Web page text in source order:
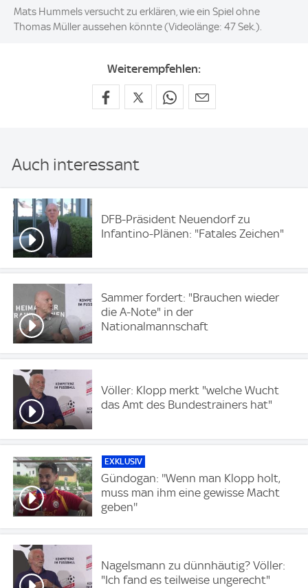
Mats Hummels versucht zu erklären, wie ein Spiel ohne
Thomas Müller aussehen könnte (Videolänge: 47 Sek.).
Weiterempfehlen:
Auch interessant
DFB-Präsident Neuendorf zu
Infantino-Plänen: "Fatales Zeichen"
Sammer fordert: "Brauchen wieder
die A-Note" in der
Nationalmannschaft
Völler: Klopp merkt "welche Wucht
das Amt des Bundestrainers hat"
EXKLUSIV
Gündogan: ''Wenn man Klopp holt,
muss man ihm eine gewisse Macht
geben''
Nagelsmann zu dünnhäutig? Völler:
"Ich fand es teilweise ungerecht"